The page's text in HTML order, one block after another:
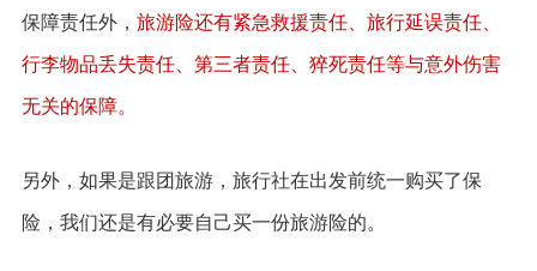
保障责任外， 旅游险还有紧急救援责任、旅行延误责任、
行李物品丢失责任、第三者责任、猝死责任等与意外伤害
无关的保障。
另外，如果是跟团旅游，旅行社在出发前统一购买了保
险，我们还是有必要自己买一份旅游险的。